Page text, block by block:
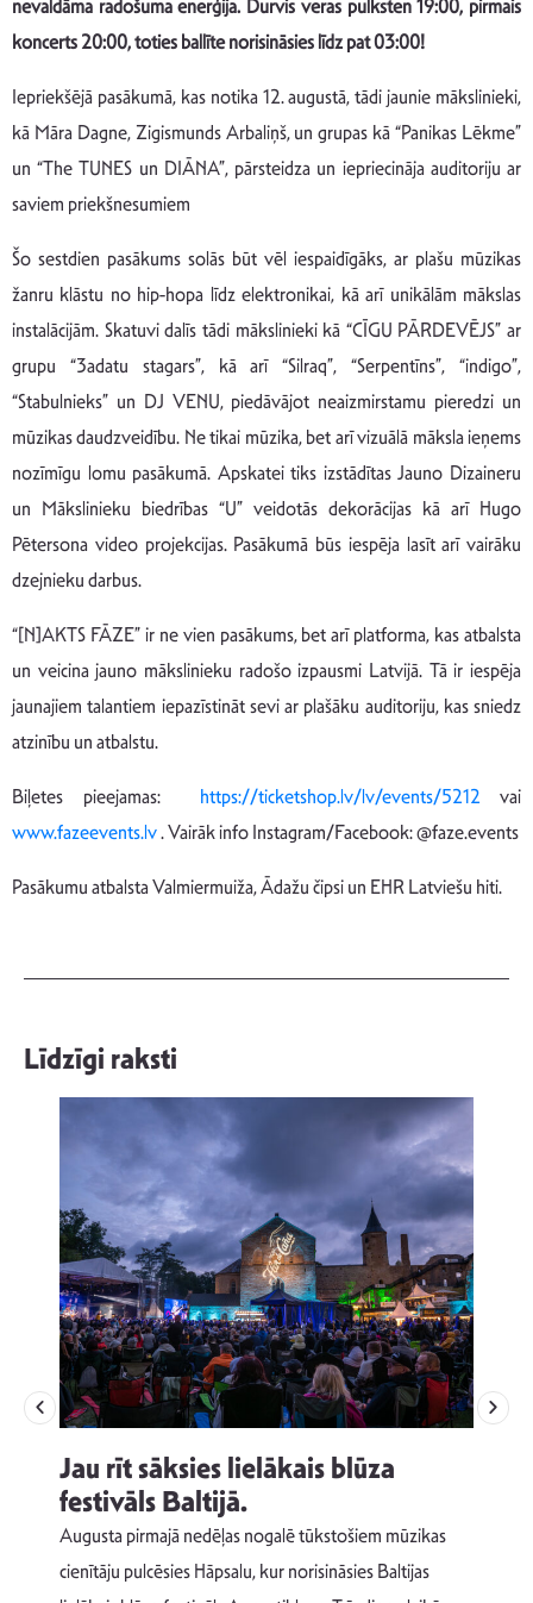
nevaldāma radošuma enerģija. Durvis veras pulksten 19:00, pirmais
koncerts 20:00, toties ballīte norisināsies līdz pat 03:00!
Iepriekšējā pasākumā, kas notika 12. augustā, tādi jaunie mākslinieki,
kā Māra Dagne, Zigismunds Arbaliņš, un grupas kā “Panikas Lēkme”
un “The TUNES un DIĀNA”, pārsteidza un iepriecināja auditoriju ar
saviem priekšnesumiem
Šo sestdien pasākums solās būt vēl iespaidīgāks, ar plašu mūzikas
žanru klāstu no hip-hopa līdz elektronikai, kā arī unikālām mākslas
instalācijām. Skatuvi dalīs tādi mākslinieki kā “CĪGU PĀRDEVĒJS” ar
grupu “3adatu stagars”, kā arī “Silraq”, “Serpentīns”, “indigo”,
“Stabulnieks” un DJ VENU, piedāvājot neaizmirstamu pieredzi un
mūzikas daudzveidību. Ne tikai mūzika, bet arī vizuālā māksla ieņems
nozīmīgu lomu pasākumā. Apskatei tiks izstādītas Jauno Dizaineru
un Mākslinieku biedrības “U” veidotās dekorācijas kā arī Hugo
Pētersona video projekcijas. Pasākumā būs iespēja lasīt arī vairāku
dzejnieku darbus.
“[N]AKTS FĀZE” ir ne vien pasākums, bet arī platforma, kas atbalsta
un veicina jauno mākslinieku radošo izpausmi Latvijā. Tā ir iespēja
jaunajiem talantiem iepazīstināt sevi ar plašāku auditoriju, kas sniedz
atzinību un atbalstu.
Biļetes pieejamas: https://ticketshop.lv/lv/events/5212 vai
www.fazeevents.lv. Vairāk info Instagram/Facebook: @faze.events
Pasākumu atbalsta Valmiermuiža, Ādažu čipsi un EHR Latviešu hiti.
Līdzīgi raksti
Jau rīt sāksies lielākais blūza
festivāls Baltijā.
Augusta pirmajā nedēļas nogalē tūkstošiem mūzikas
cienītāju pulcēsies Hāpsalu, kur norisināsies Baltijas